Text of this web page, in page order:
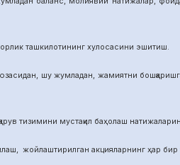
ташкилотининг хулосасини эшитиш.
шу жумладан, жамиятни бошқаришга
мустақил баҳолаш
акцияларнинг ҳар бир